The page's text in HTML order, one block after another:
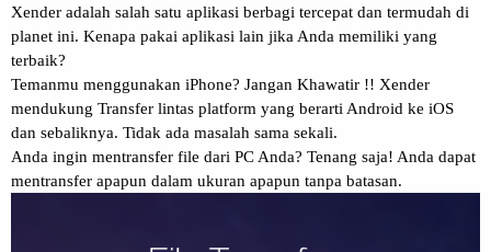
Xender adalah salah satu aplikasi berbagi tercepat dan termudah di
planet ini. Kenapa pakai aplikasi lain jika Anda memiliki yang
terbaik?
Temanmu menggunakan iPhone? Jangan Khawatir !! Xender
mendukung Transfer lintas platform yang berarti Android ke iOS
dan sebaliknya. Tidak ada masalah sama sekali.
Anda ingin mentransfer file dari PC Anda? Tenang saja! Anda dapat
mentransfer apapun dalam ukuran apapun tanpa batasan.